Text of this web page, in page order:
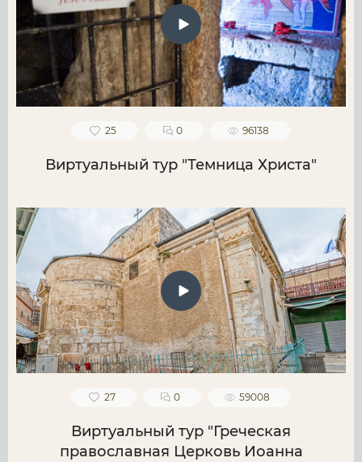
25 0 96138
Виртуальный тур "Темница Христа"
27 0 59008
Виртуальный тур "Греческая
православная Церковь Иоанна